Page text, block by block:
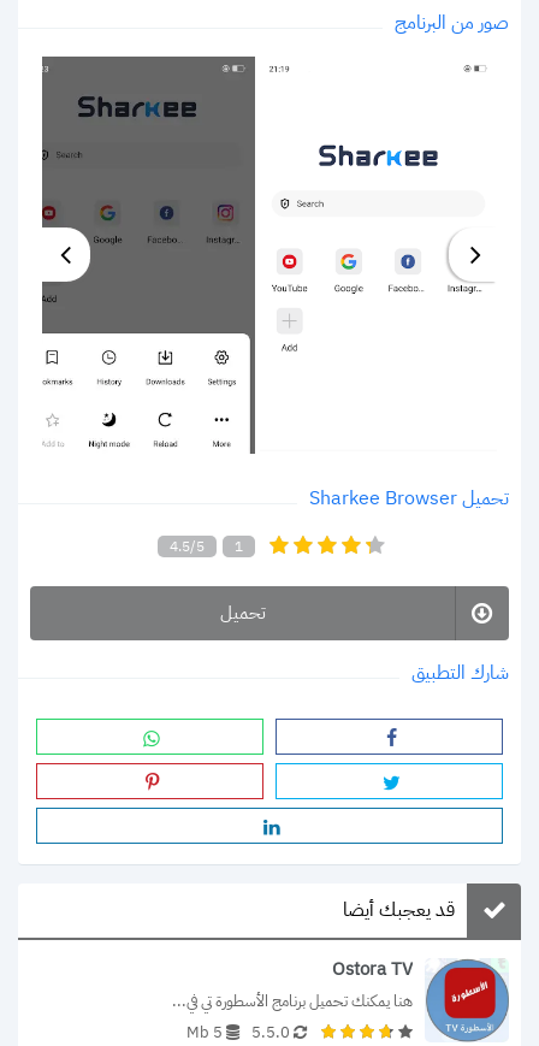
صور من البرنامج
تحميل Sharkee Browser
4.5/5 1
تحميل
شارك التطبيق
قد يعجبك أيضا
Ostora TV
هنا يمكنك تحميل برنامج الأسطورة تي في...
5.5.0
5 Mb